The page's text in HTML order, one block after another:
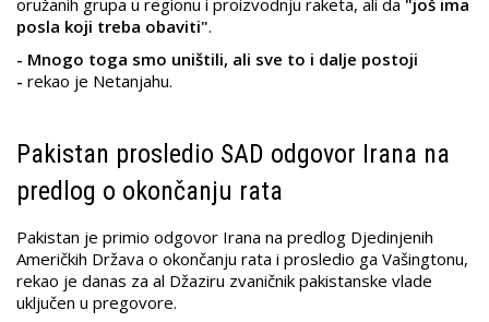
posla koji treba obaviti".
- Mnogo toga smo uništili, ali sve to i dalje postoji
- rekao je Netanjahu.
Pakistan prosledio SAD odgovor Irana na
predlog o okončanju rata
Pakistan je primio odgovor Irana na predlog Djedinjenih
Američkih Država o okončanju rata i prosledio ga Vašingtonu,
rekao je danas za al Džaziru zvaničnik pakistanske vlade
uključen u pregovore.